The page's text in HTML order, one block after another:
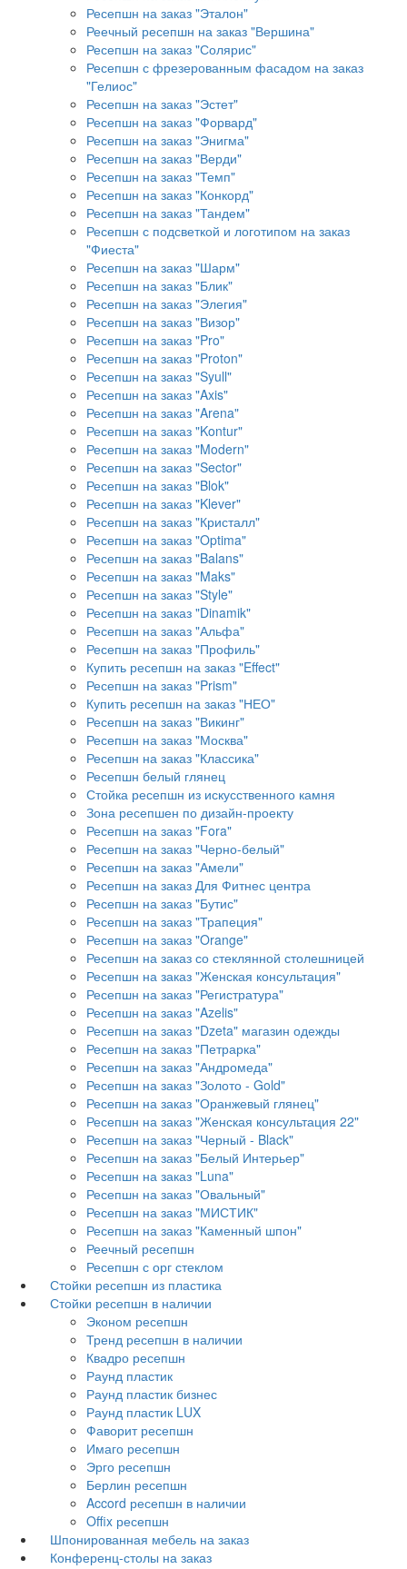
Ресепшн на заказ "Эталон"
Реечный ресепшн на заказ "Вершина"
Ресепшн на заказ "Солярис"
Ресепшн с фрезерованным фасадом на заказ
"Гелиос"
Ресепшн на заказ "Эстет"
Ресепшн на заказ "Форвард"
Ресепшн на заказ "Энигма"
Ресепшн на заказ "Верди"
Ресепшн на заказ "Темп"
Ресепшн на заказ "Конкорд"
Ресепшн на заказ "Тандем"
Ресепшн с подсветкой и логотипом на заказ
"Фиеста"
Ресепшн на заказ "Шарм"
Ресепшн на заказ "Блик"
Ресепшн на заказ "Элегия"
Ресепшн на заказ "Визор"
Ресепшн на заказ "Pro"
Ресепшн на заказ "Proton"
Ресепшн на заказ "Syull"
Ресепшн на заказ "Axis"
Ресепшн на заказ "Arena"
Ресепшн на заказ "Kontur"
Ресепшн на заказ "Modern"
Ресепшн на заказ "Sector"
Ресепшн на заказ "Blok"
Ресепшн на заказ "Klever"
Ресепшн на заказ "Кристалл"
Ресепшн на заказ "Optima"
Ресепшн на заказ "Balans"
Ресепшн на заказ "Maks"
Ресепшн на заказ "Style"
Ресепшн на заказ "Dinamik"
Ресепшн на заказ "Альфа"
Ресепшн на заказ "Профиль"
Купить ресепшн на заказ "Effect"
Ресепшн на заказ "Prism"
Купить ресепшн на заказ "НЕО"
Ресепшн на заказ "Викинг"
Ресепшн на заказ "Москва"
Ресепшн на заказ "Классика"
Ресепшн белый глянец
Стойка ресепшн из искусственного камня
Зона ресепшен по дизайн-проекту
Ресепшн на заказ "Fora"
Ресепшн на заказ "Черно-белый"
Ресепшн на заказ "Амели"
Ресепшн на заказ Для Фитнес центра
Ресепшн на заказ "Бутис"
Ресепшн на заказ "Трапеция"
Ресепшн на заказ "Orange"
Ресепшн на заказ со стеклянной столешницей
Ресепшн на заказ "Женская консультация"
Ресепшн на заказ "Регистратура"
Ресепшн на заказ "Azelis"
Ресепшн на заказ "Dzeta" магазин одежды
Ресепшн на заказ "Петрарка"
Ресепшн на заказ "Андромеда"
Ресепшн на заказ "Золото - Gold"
Ресепшн на заказ "Оранжевый глянец"
Ресепшн на заказ "Женская консультация 22"
Ресепшн на заказ "Черный - Black"
Ресепшн на заказ "Белый Интерьер"
Ресепшн на заказ "Luna"
Ресепшн на заказ "Овальный"
Ресепшн на заказ "МИСТИК"
Ресепшн на заказ "Каменный шпон"
Реечный ресепшн
Ресепшн с орг стеклом
Стойки ресепшн из пластика
Стойки ресепшн в наличии
Эконом ресепшн
Тренд ресепшн в наличии
Квадро ресепшн
Раунд пластик
Раунд пластик бизнес
Раунд пластик LUX
Фаворит ресепшн
Имаго ресепшн
Эрго ресепшн
Берлин ресепшн
Accord ресепшн в наличии
Offix ресепшн
Шпонированная мебель на заказ
Конференц-столы на заказ